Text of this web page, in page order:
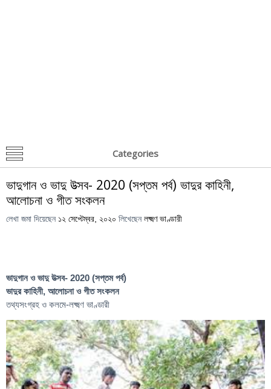
Categories
ভাদুগান ও ভাদু উত্সব- 2020 (সপ্তম পর্ব) ভাদুর কাহিনী,
আলোচনা ও গীত সংকলন
লেখা জমা দিয়েছেন ১২ সেপ্টেম্বর, ২০২০ লিখেছেন লক্ষ্মণ ভাণ্ডারী
ভাদুগান ও ভাদু উত্সব- 2020 (সপ্তম পর্ব)
ভাদুর কাহিনী, আলোচনা ও গীত সংকলন
তথ্যসংগ্রহ ও কলমে-লক্ষ্মণ ভাণ্ডারী